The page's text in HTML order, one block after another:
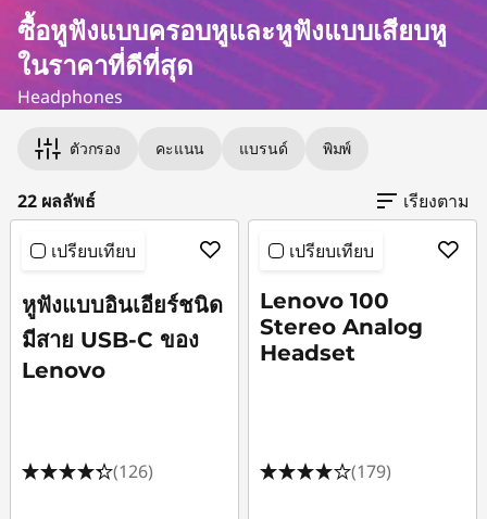
แ
บ
ค
แ
ซื้อหูฟังแบบครอบหูและหูฟังแบบเสียบหู
ในราคาที่ดีที่สุด
Headphones
ตัวกรอง คะแนน แบรนด์ พิมพ์
22 ผลลัพธ์ เรียงตาม
เปรียบเทียบ
หูฟังแบบอินเอียร์ชนิด
มีสาย USB-C ของ
Lenovo
(126)
เปรียบเทียบ
Lenovo 100
Stereo Analog
Headset
(179)